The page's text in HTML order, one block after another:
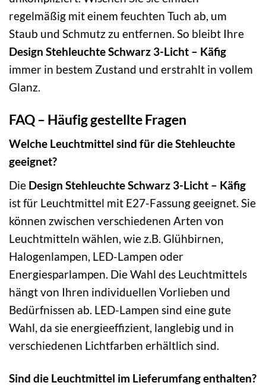
regelmäßig mit einem feuchten Tuch ab, um
Staub und Schmutz zu entfernen. So bleibt Ihre
Design Stehleuchte Schwarz 3-Licht – Käfig
immer in bestem Zustand und erstrahlt in vollem
Glanz.
FAQ – Häufig gestellte Fragen
Welche Leuchtmittel sind für die Stehleuchte
geeignet?
Die Design Stehleuchte Schwarz 3-Licht – Käfig
ist für Leuchtmittel mit E27-Fassung geeignet. Sie
können zwischen verschiedenen Arten von
Leuchtmitteln wählen, wie z.B. Glühbirnen,
Halogenlampen, LED-Lampen oder
Energiesparlampen. Die Wahl des Leuchtmittels
hängt von Ihren individuellen Vorlieben und
Bedürfnissen ab. LED-Lampen sind eine gute
Wahl, da sie energieeffizient, langlebig und in
verschiedenen Lichtfarben erhältlich sind.
Sind die Leuchtmittel im Lieferumfang enthalten?